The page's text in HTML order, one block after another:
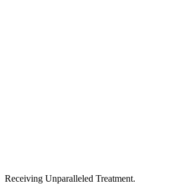
Receiving Unparalleled Treatment.